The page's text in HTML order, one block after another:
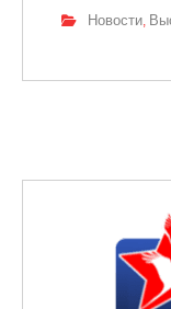
Новости,